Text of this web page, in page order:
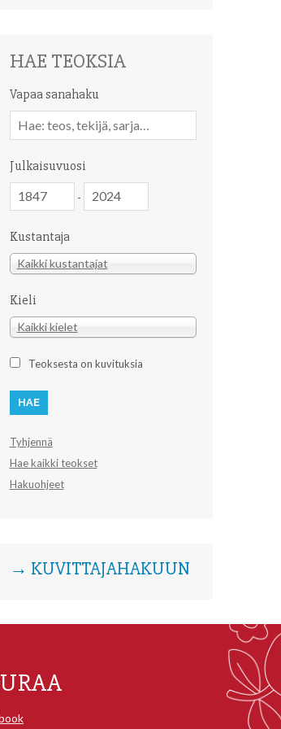
HAE TEOKSIA
Vapaa sanahaku
sanahaku
Julkaisuvuosi
-
Kustantaja
Kustantaja
Kaikki kustantajat
Kieli
Kieli
Kaikki kielet
Teoksesta on kuvituksia
Tyhjennä
Hae kaikki teokset
Hakuohjeet
→ KUVITTAJAHAKUUN